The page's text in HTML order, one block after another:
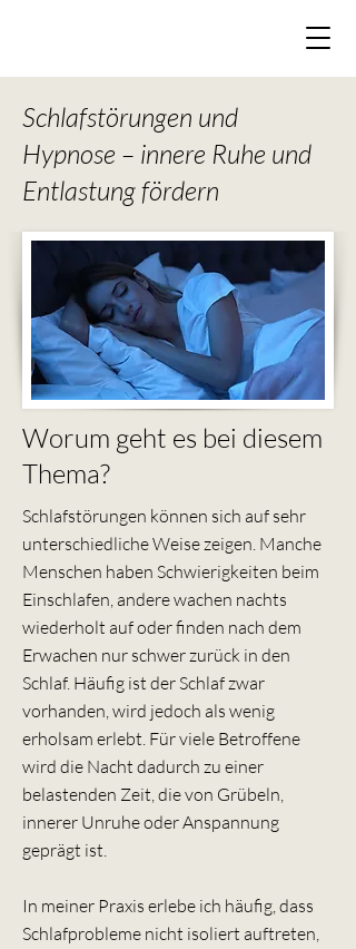
Schlafstörungen und
Hypnose – innere Ruhe und
Entlastung fördern
Worum geht es bei diesem
Thema?
Schlafstörungen können sich auf sehr
unterschiedliche Weise zeigen. Manche
Menschen haben Schwierigkeiten beim
Einschlafen, andere wachen nachts
wiederholt auf oder finden nach dem
Erwachen nur schwer zurück in den
Schlaf. Häufig ist der Schlaf zwar
vorhanden, wird jedoch als wenig
erholsam erlebt. Für viele Betroffene
wird die Nacht dadurch zu einer
belastenden Zeit, die von Grübeln,
innerer Unruhe oder Anspannung
geprägt ist.
In meiner Praxis erlebe ich häufig, dass
Schlafprobleme nicht isoliert auftreten,